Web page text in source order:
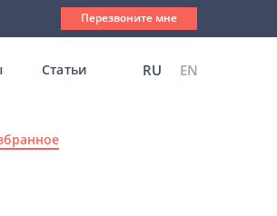
Перезвоните мне
Статьи RU EN